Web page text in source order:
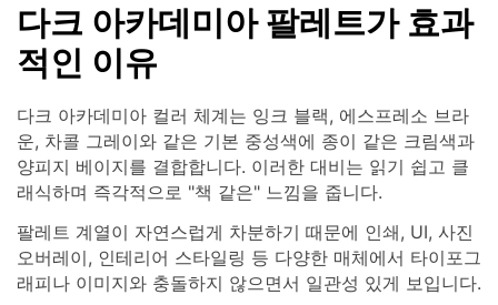
다크 아카데미아 팔레트가 효과
적인 이유
다크 아카데미아 컬러 체계는 잉크 블랙, 에스프레소 브라
운, 차콜 그레이와 같은 기본 중성색에 종이 같은 크림색과
양피지 베이지를 결합합니다. 이러한 대비는 읽기 쉽고 클
래식하며 즉각적으로 "책 같은" 느낌을 줍니다.
팔레트 계열이 자연스럽게 차분하기 때문에 인쇄, UI, 사진
오버레이, 인테리어 스타일링 등 다양한 매체에서 타이포그
래피나 이미지와 충돌하지 않으면서 일관성 있게 보입니다.